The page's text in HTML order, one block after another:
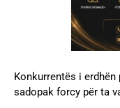
Konkurrentës i
sadopak forcy për ta